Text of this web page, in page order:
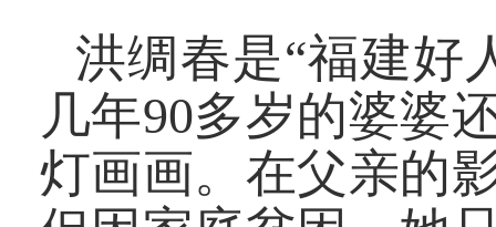
洪绸春是“福建好
几年90多岁的婆婆
灯画画。在父亲的